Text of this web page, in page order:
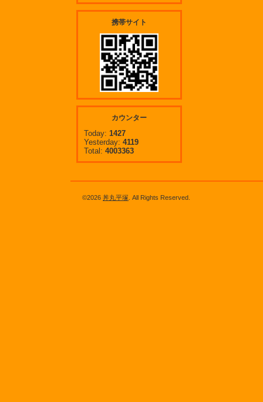
携帯サイト
カウンター
Today: 1427
Yesterday: 4119
Total: 4003363
©2026 丼丸平塚 . All Rights Reserved.